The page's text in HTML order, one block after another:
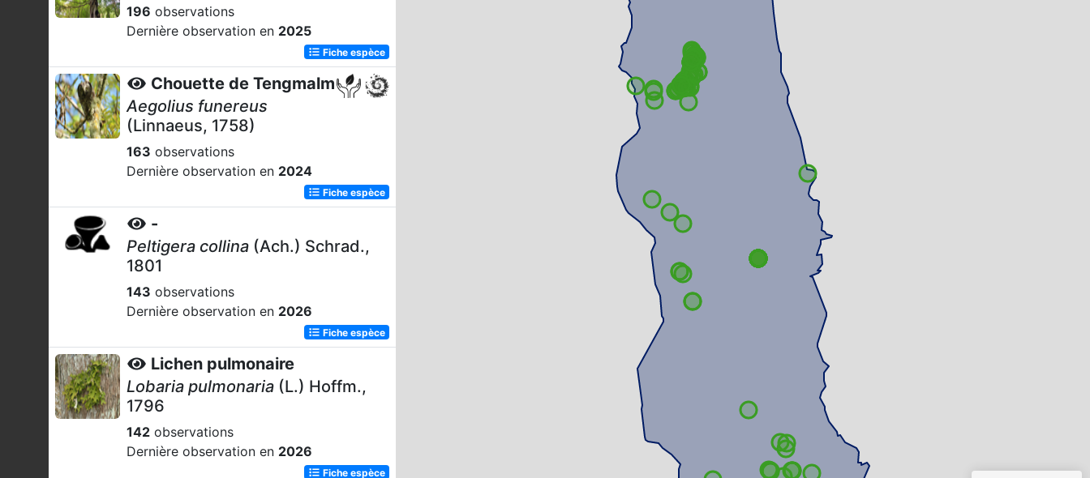
196 observations
Dernière observation en 2025
Fiche espèce
Chouette de Tengmalm
Aegolius funereus
(Linnaeus, 1758)
163 observations
Dernière observation en 2024
Fiche espèce
-
Peltigera collina (Ach.) Schrad.,
1801
143 observations
Dernière observation en 2026
Fiche espèce
Lichen pulmonaire
Lobaria pulmonaria (L.) Hoffm.,
1796
142 observations
Dernière observation en 2026
Fiche espèce